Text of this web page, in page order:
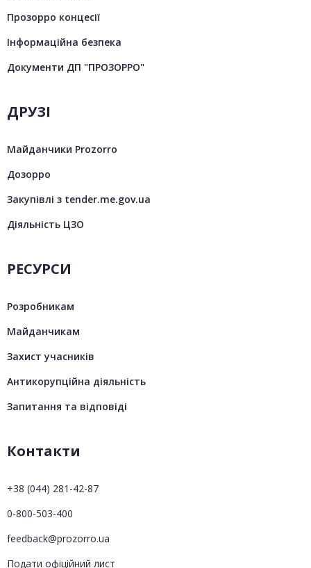
Прозорро концесії
Інформаційна безпека
Документи ДП "ПРОЗОРРО"
ДРУЗІ
Майданчики Prozorro
Дозорро
Закупівлі з tender.me.gov.ua
Діяльність ЦЗО
РЕСУРСИ
Розробникам
Майданчикам
Захист учасників
Антикорупційна діяльність
Запитання та відповіді
Контакти
+38 (044) 281-42-87
0-800-503-400
feedback@prozorro.ua
Подати офіційний лист